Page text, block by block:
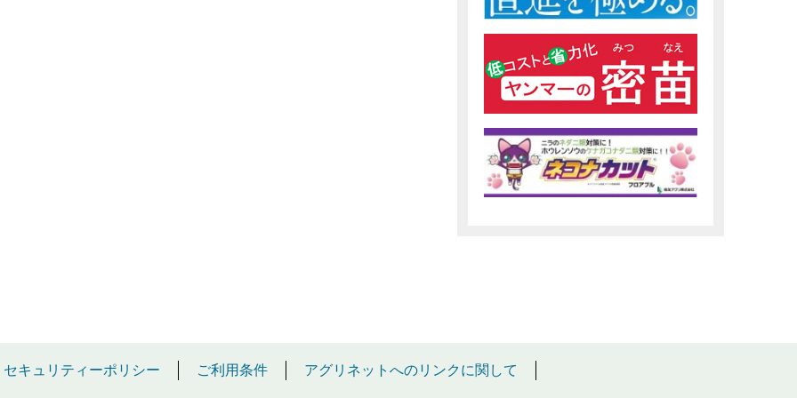
セキュリティーポリシー ご利用条件 アグリネットへのリンクに関して